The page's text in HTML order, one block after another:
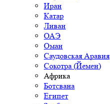
Иран
Катар
Ливан
ОАЭ
Оман
Саудовская Аравия
Сокотра (Йемен)
Африка
Ботсвана
Египет